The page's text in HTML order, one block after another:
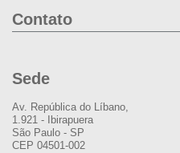
Contato
Sede
Av. República do Líbano,
1.921 - Ibirapuera
São Paulo - SP
CEP 04501-002